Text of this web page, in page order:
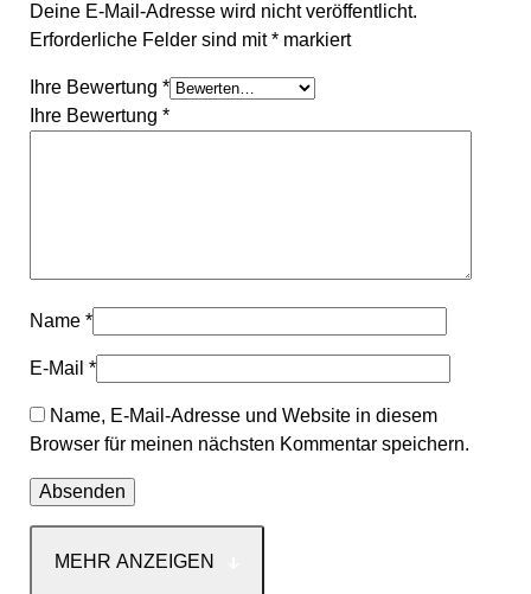
Deine E-Mail-Adresse wird nicht veröffentlicht.
Erforderliche Felder sind mit* markiert
Ihre Bewertung *
Ihre Bewertung *
Name *
E-Mail *
Name, E-Mail-Adresse und Website in diesem
Browser für meinen nächsten Kommentar speichern.
MEHR ANZEIGEN